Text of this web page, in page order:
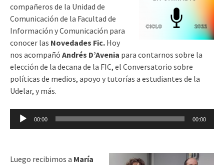
compañeros de la Unidad de
Comunicación de la Facultad de
Información y Comunicación para
conocer las Novedades Fic. Hoy
nos acompañó Andrés D’Avenia para contarnos sobre la
elección de la decana de la FIC, el Conversatorio sobre
políticas de medios, apoyo y tutorías a estudiantes de la
Udelar, y más.
Reproductor
00:00 00:00
Luego recibimos a María